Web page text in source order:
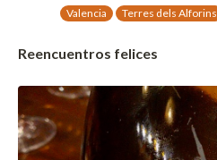
Valencia Terres dels Alforins
Reencuentros felices